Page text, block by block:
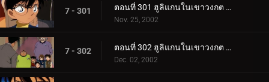
7 - 301 ตอนที่ 301 ฮูลิแกนในเขาวงกต (ตอนแรก)
Nov. 25, 2002
7 - 302 ตอนที่ 302 ฮูลิแกนในเขาวงกต (ตอนจบ)
Dec. 02, 2002